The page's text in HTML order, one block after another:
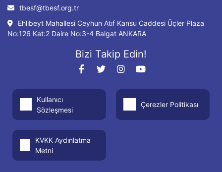
tbesf@tbesf.org.tr
Ehlibeyt Mahallesi Ceyhun Atıf Kansu Caddesi Üçler Plaza
No:126 Kat:2 Daire No:3-4 Balgat ANKARA
Bizi Takip Edin!
Kullanıcı
Sözleşmesi
Çerezler Politikası
KVKK Aydınlatma
Metni